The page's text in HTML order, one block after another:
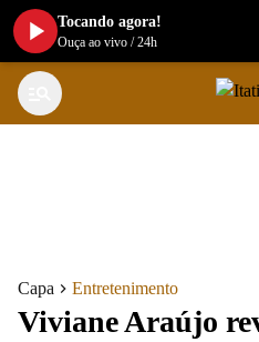
Capa Entretenimento
Viviane Araújo
Tocando agora!
Ouça ao vivo /24h